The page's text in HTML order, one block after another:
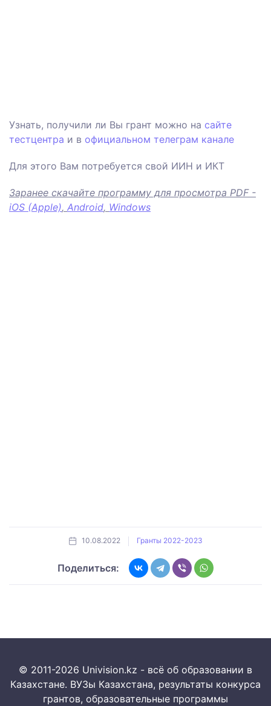
Узнать, получили ли Вы грант можно на сайте
тестцентра и в официальном телеграм канале
Для этого Вам потребуется свой ИИН и ИКТ
Заранее скачайте программу для просмотра PDF -
iOS (Apple), Android, Windows
10.08.2022 Гранты 2022-2023
Поделиться:
© 2011-2026 Univision.kz - всё об образовании в
Казахстане. ВУЗы Казахстана, результаты конкурса
грантов, образовательные программы